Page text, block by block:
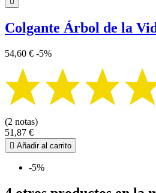
Colgante Árbol de la
54,60 € -5%
(2 notas)
51,87 €
 Añadir al carrito
-5%